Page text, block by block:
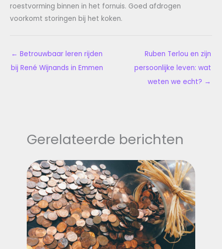
roestvorming binnen in het fornuis. Goed afdrogen
voorkomt storingen bij het koken.
← Betrouwbaar leren rijden
bij René Wijnands in Emmen
Ruben Terlou en zijn
persoonlijke leven: wat
weten we echt? →
Gerelateerde berichten